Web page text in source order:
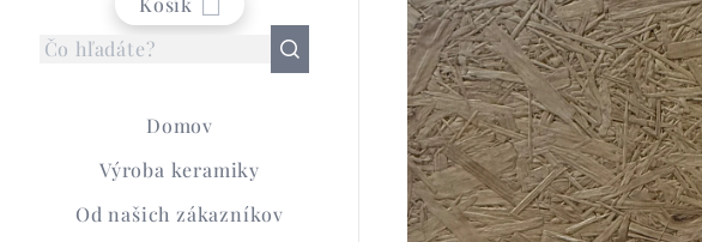
Domov
Výroba keramiky
Od našich zákazníkov